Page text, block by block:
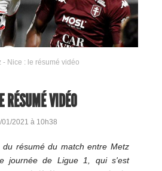
- Nice : le résumé vidéo
RÉSUMÉ VIDÉO
01/2021 à 10h38
du résumé du match entre Metz
journée de Ligue 1, qui s'est